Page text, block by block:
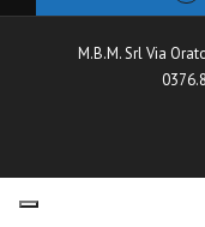
M.B.M. Srl Via